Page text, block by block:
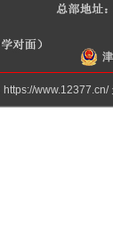
https://www.12377.cn/